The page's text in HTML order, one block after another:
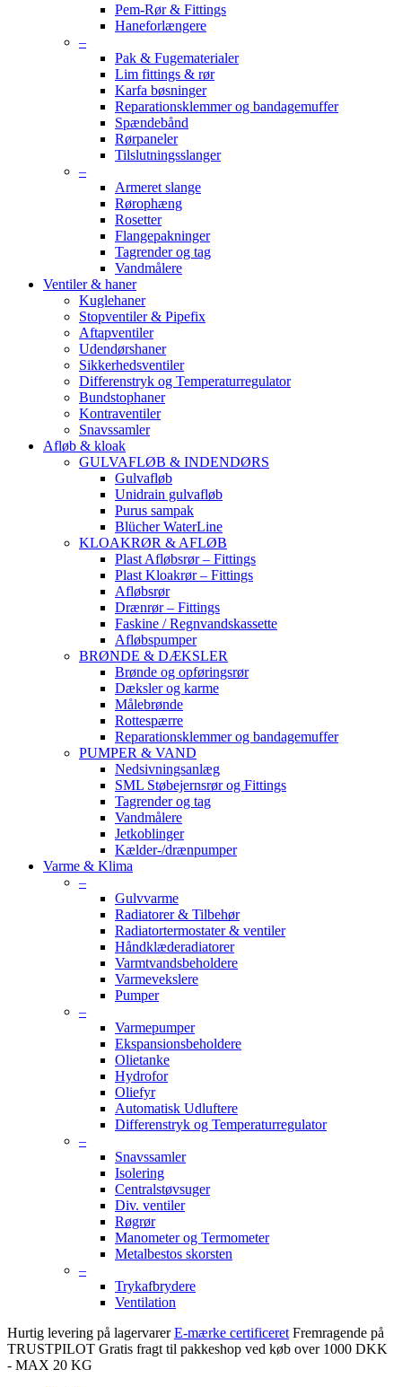
Pem-Rør & Fittings
Haneforlængere
–
Pak & Fugematerialer
Lim fittings & rør
Karfa bøsninger
Reparationsklemmer og bandagemuffer
Spændebånd
Rørpaneler
Tilslutningsslanger
–
Armeret slange
Rørophæng
Rosetter
Flangepakninger
Tagrender og tag
Vandmålere
Ventiler & haner
Kuglehaner
Stopventiler & Pipefix
Aftapventiler
Udendørshaner
Sikkerhedsventiler
Differenstryk og Temperaturregulator
Bundstophaner
Kontraventiler
Snavssamler
Afløb & kloak
GULVAFLØB & INDENDØRS
Gulvafløb
Unidrain gulvafløb
Purus sampak
Blücher WaterLine
KLOAKRØR & AFLØB
Plast Afløbsrør – Fittings
Plast Kloakrør – Fittings
Afløbsrør
Drænrør – Fittings
Faskine / Regnvandskassette
Afløbspumper
BRØNDE & DÆKSLER
Brønde og opføringsrør
Dæksler og karme
Målebrønde
Rottespærre
Reparationsklemmer og bandagemuffer
PUMPER & VAND
Nedsivningsanlæg
SML Støbejernsrør og Fittings
Tagrender og tag
Vandmålere
Jetkoblinger
Kælder-/drænpumper
Varme & Klima
–
Gulvvarme
Radiatorer & Tilbehør
Radiatortermostater & ventiler
Håndklæderadiatorer
Varmtvandsbeholdere
Varmevekslere
Pumper
–
Varmepumper
Ekspansionsbeholdere
Olietanke
Hydrofor
Oliefyr
Automatisk Udluftere
Differenstryk og Temperaturregulator
–
Snavssamler
Isolering
Centralstøvsuger
Div. ventiler
Røgrør
Manometer og Termometer
Metalbestos skorsten
–
Trykafbrydere
Ventilation
Hurtig levering på lagervarer E-mærke certificeret Fremragende på
TRUSTPILOT Gratis fragt til pakkeshop ved køb over 1000 DKK
- MAX 20 KG